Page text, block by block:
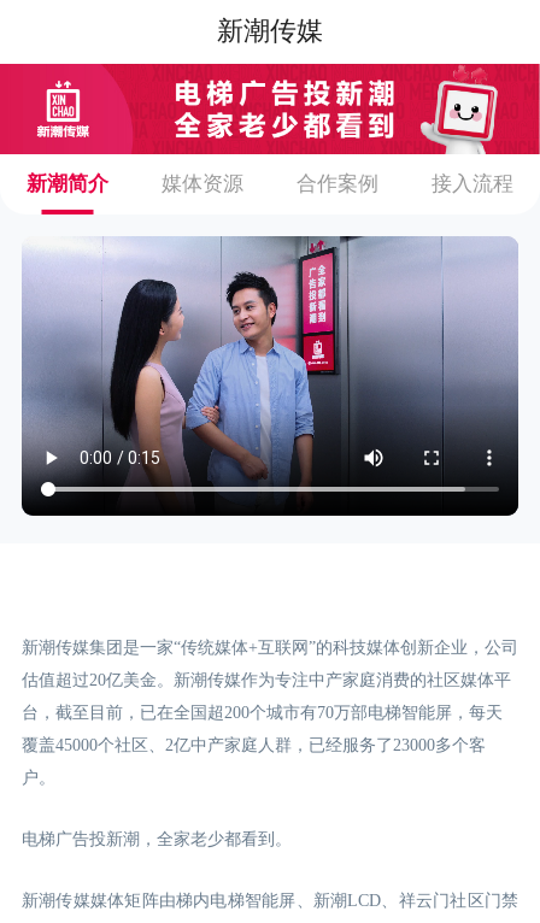
新潮传媒
新潮简介 媒体资源 合作案例 接入流程
新潮传媒集团是一家“传统媒体+互联网”的科技媒体创新企业，公司
估值超过20亿美金。新潮传媒作为专注中产家庭消费的社区媒体平
台，截至目前，已在全国超200个城市有70万部电梯智能屏，每天
覆盖45000个社区、2亿中产家庭人群，已经服务了23000多个客
户。
电梯广告投新潮，全家老少都看到。
新潮传媒媒体矩阵由梯内电梯智能屏、新潮LCD、祥云门社区门禁